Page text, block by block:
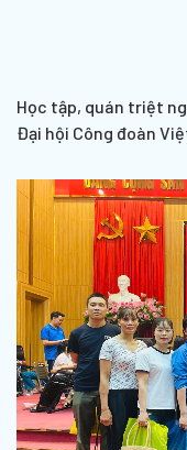
Học tập, quán triệt
Đại hội Công đoàn